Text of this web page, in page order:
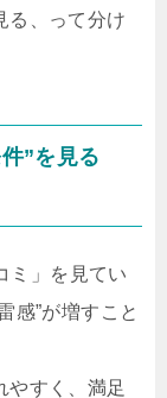
る、って分け
”を見る
ミ」を見てい
感”が増すこと
やすく、満足